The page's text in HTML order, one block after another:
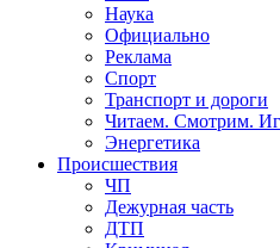
Наука
Официально
Реклама
Спорт
Транспорт и дороги
Читаем. Смотрим.
Энергетика
Происшествия
ЧП
Дежурная часть
ДТП